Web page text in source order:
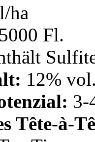
ha
5000 Fl.
12%
3-
Tête-à-